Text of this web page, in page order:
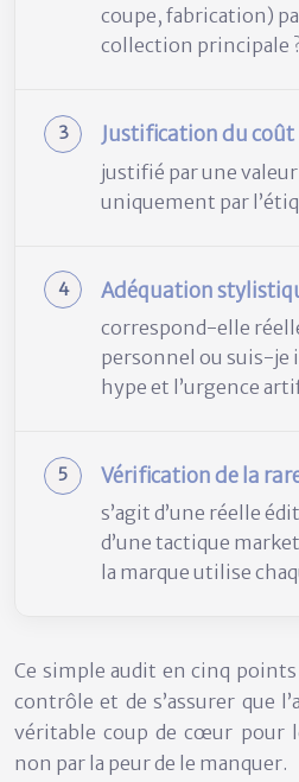
coupe, fabrication)
collection principale
Justification du coût
justifié par une
uniquement par
Adéquation
correspond-elle
personnel ou suis-je
hype et l’urgence
Vérification de la
s’agit d’une réelle
d’une tactique
la marque utilise
Ce simple audit en cinq
contrôle et de s’assurer que
véritable coup de cœur pour
non par la peur de le manquer.